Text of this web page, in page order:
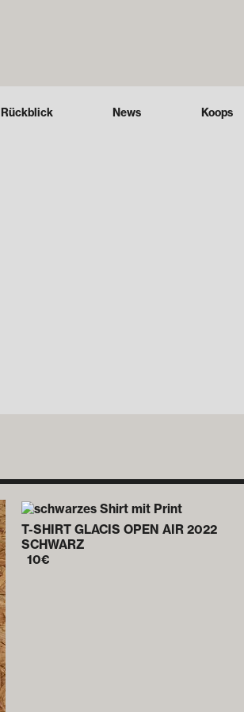
Rückblick News Koops
T-SHIRT GLACIS OPEN AIR 2022
SCHWARZ
10€